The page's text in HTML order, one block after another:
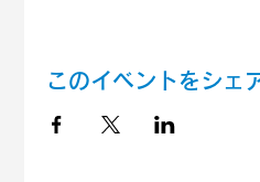
このイベントをシェ